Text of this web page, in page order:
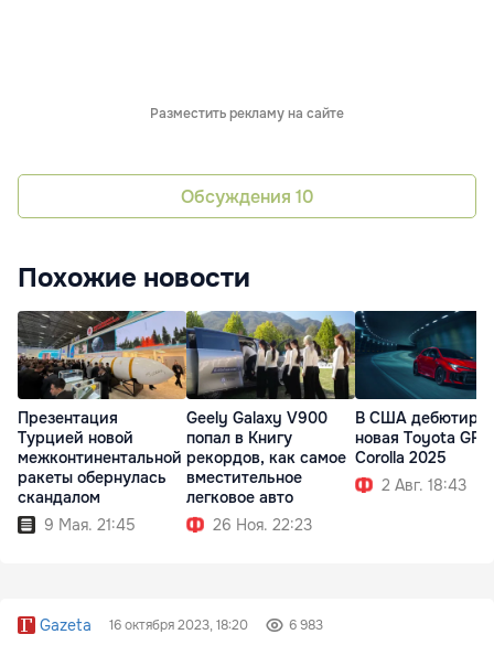
Разместить рекламу на сайте
Обсуждения 10
Похожие новости
Презентация
Турцией новой
межконтинентальной
ракеты обернулась
скандалом
9 Мая. 21:45
Geely Galaxy V900
попал в Книгу
рекордов, как самое
вместительное
легковое авто
26 Ноя. 22:23
В США
новая Toyota GR
Corolla 2025
2 Авг. 18:43
Gazeta 16 октября 2023, 18:20 6 983